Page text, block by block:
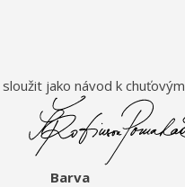
jako návod k chuťovým
Barva